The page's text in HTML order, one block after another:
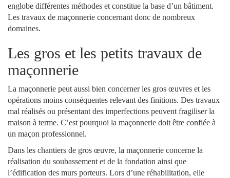
englobe différentes méthodes et constitue la base d’un bâtiment.
Les travaux de maçonnerie concernant donc de nombreux
domaines.
Les gros et les petits travaux de
maçonnerie
La maçonnerie peut aussi bien concerner les gros œuvres et les
opérations moins conséquentes relevant des finitions. Des travaux
mal réalisés ou présentant des imperfections peuvent fragiliser la
maison à terme. C’est pourquoi la maçonnerie doit être confiée à
un maçon professionnel.
Dans les chantiers de gros œuvre, la maçonnerie concerne la
réalisation du soubassement et de la fondation ainsi que
l’édification des murs porteurs. Lors d’une réhabilitation, elle